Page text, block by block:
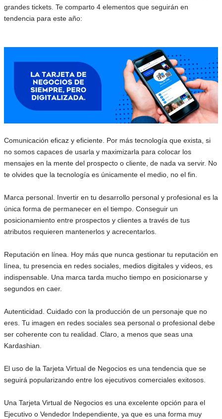
grandes tickets. Te comparto 4 elementos que seguirán en
tendencia para este año:
Comunicación eficaz y eficiente. Por más tecnología que exista, si
no somos capaces de usarla y maximizarla para colocar los
mensajes en la mente del prospecto o cliente, de nada va servir. No
te olvides que la tecnología es únicamente el medio, no el fin.
Marca personal. Invertir en tu desarrollo personal y profesional es la
única forma de permanecer en el tiempo. Conseguir un
posicionamiento entre prospectos y clientes a través de tus
atributos requieren mantenerlos y acrecentarlos.
Reputación en línea. Hoy más que nunca gestionar tu reputación en
línea, tu presencia en redes sociales, medios digitales y videos, es
indispensable. Una marca tarda mucho tiempo en posicionarse y
segundos en caer.
Autenticidad. Cuidado con la producción de un personaje que no
eres. Tu imagen en redes sociales sea personal o profesional debe
ser coherente con tu realidad. Claro, a menos que seas una
Kardashian.
El uso de la Tarjeta Virtual de Negocios es una tendencia que se
seguirá popularizando entre los ejecutivos comerciales exitosos.
Una Tarjeta Virtual de Negocios es una excelente opción para el
Ejecutivo o Vendedor Independiente, ya que es una forma muy